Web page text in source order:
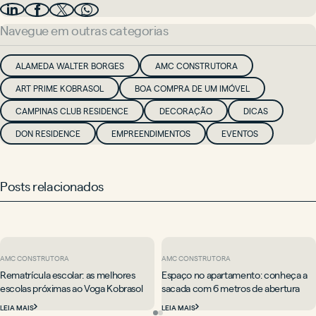
Navegue em outras categorias
ALAMEDA WALTER BORGES
AMC CONSTRUTORA
ART PRIME KOBRASOL
BOA COMPRA DE UM IMÓVEL
CAMPINAS CLUB RESIDENCE
DECORAÇÃO
DICAS
DON RESIDENCE
EMPREENDIMENTOS EVENTOS
Posts relacionados
AMC CONSTRUTORA
Rematrícula escolar: as melhores
escolas próximas ao Voga Kobrasol
LEIA MAIS
AMC CONSTRUTORA
Espaço no apartamento: conheça a
sacada com 6 metros de abertura
LEIA MAIS